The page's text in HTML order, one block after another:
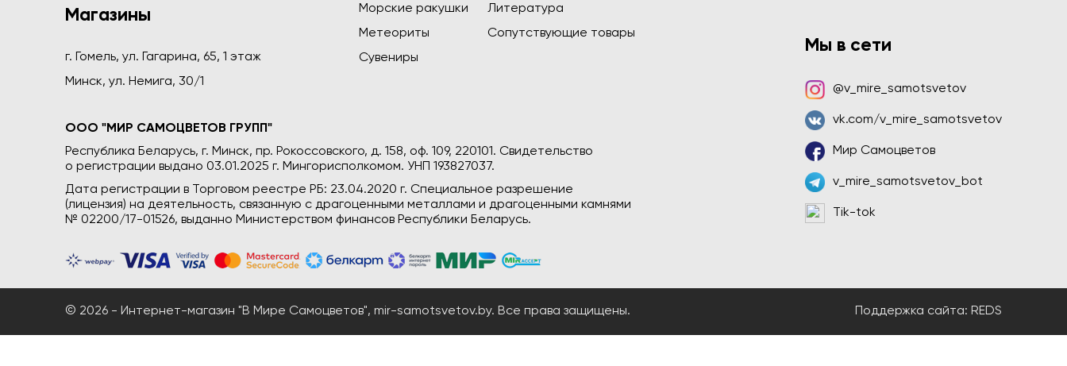
Магазины
г. Гомель, ул. Гагарина, 65, 1 этаж
Минск, ул. Немига, 30/1
Морские ракушки
Литература
Метеориты
Сопутствующие товары
Сувениры
ООО "МИР САМОЦВЕТОВ ГРУПП"
Республика Беларусь, г. Минск, пр. Рокоссовского, д. 158, оф. 109, 220101. Свидетельство
о регистрации выдано 03.01.2025 г. Мингорисполкомом. УНП 193827037.
Дата регистрации в Торговом реестре РБ: 23.04.2020 г. Специальное разрешение
(лицензия) на деятельность, связанную с драгоценными металлами и драгоценными камнями
№ 02200/17-01526, выданно Министерством финансов Республики Беларусь.
Мы в сети
@v_mire_samotsvetov
vk.com/v_mire_samotsvetov
Мир Самоцветов
v_mire_samotsvetov_bot
Tik-tok
© 2026 - Интернет-магазин "В Мире Самоцветов", mir-samotsvetov.by. Все права защищены. Поддержка сайта: REDS